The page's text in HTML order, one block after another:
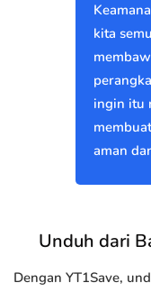
kita
ingin itu
aman
Unduh dari
Dengan YT1Save,